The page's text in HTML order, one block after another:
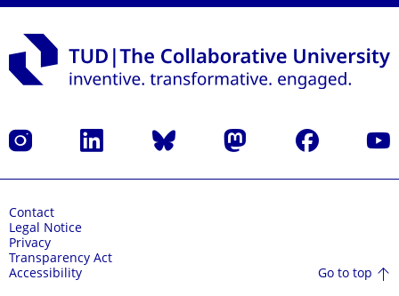
Instagram LinkedIn Bluesky Mastodon Facebook
Contact
Legal Notice
Privacy
Transparency Act
Accessibility
Go to top